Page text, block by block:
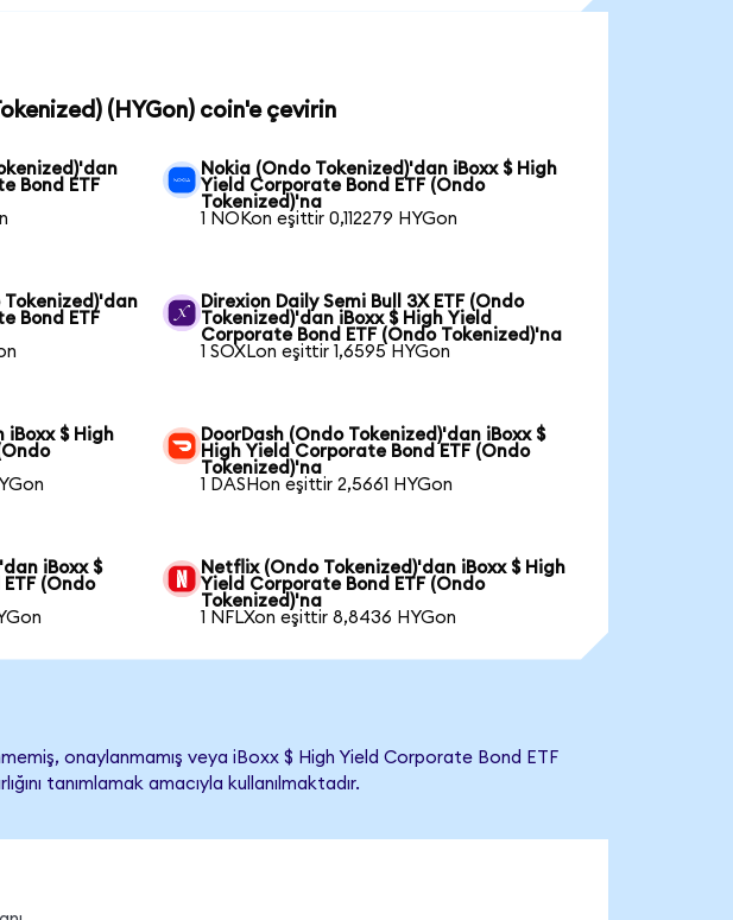
(HYGon) coin'e çevirin
Bond ETF
Nokia (Ondo Tokenized)'dan iBoxx $ High
Yield Corporate Bond ETF (Ondo
Tokenized)'na
1 NOKon eşittir 0,112279 HYGon
Tokenized)'dan
Bond ETF
Direxion Daily Semi Bull 3X ETF (Ondo
Tokenized)'dan iBoxx $ High Yield
Corporate Bond ETF (Ondo Tokenized)'na
1 SOXLon eşittir 1,6595 HYGon
iBoxx $ High
DoorDash (Ondo Tokenized)'dan iBoxx $
High Yield Corporate Bond ETF (Ondo
Tokenized)'na
1 DASHon eşittir 2,5661 HYGon
iBoxx $
(Ondo
Netflix (Ondo Tokenized)'dan iBoxx $ High
Yield Corporate Bond ETF (Ondo
Tokenized)'na
1 NFLXon eşittir 8,8436 HYGon
onaylanmamış veya iBoxx $ High Yield Corporate Bond ETF
tanımlamak amacıyla kullanılmaktadır.